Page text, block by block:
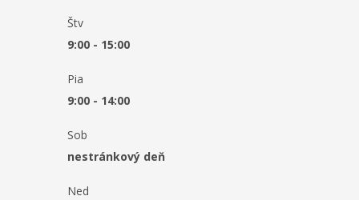
Štv
9:00 - 15:00
Pia
9:00 - 14:00
Sob
nestránkový deň
Ned